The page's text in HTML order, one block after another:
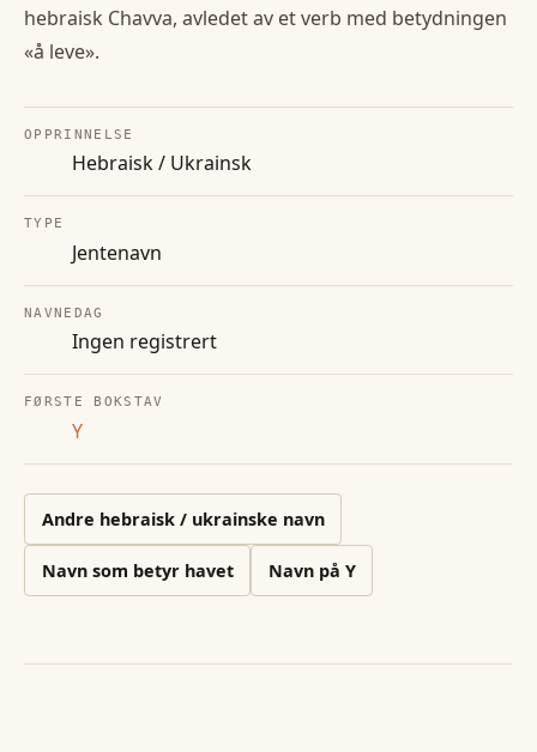
hebraisk Chavva, avledet av et verb med betydningen
«å leve».
OPPRINNELSE
Hebraisk / Ukrainsk
TYPE
Jentenavn
NAVNEDAG
Ingen registrert
FØRSTE BOKSTAV
Y
Andre hebraisk / ukrainske navn
Navn som betyr havet Navn på Y